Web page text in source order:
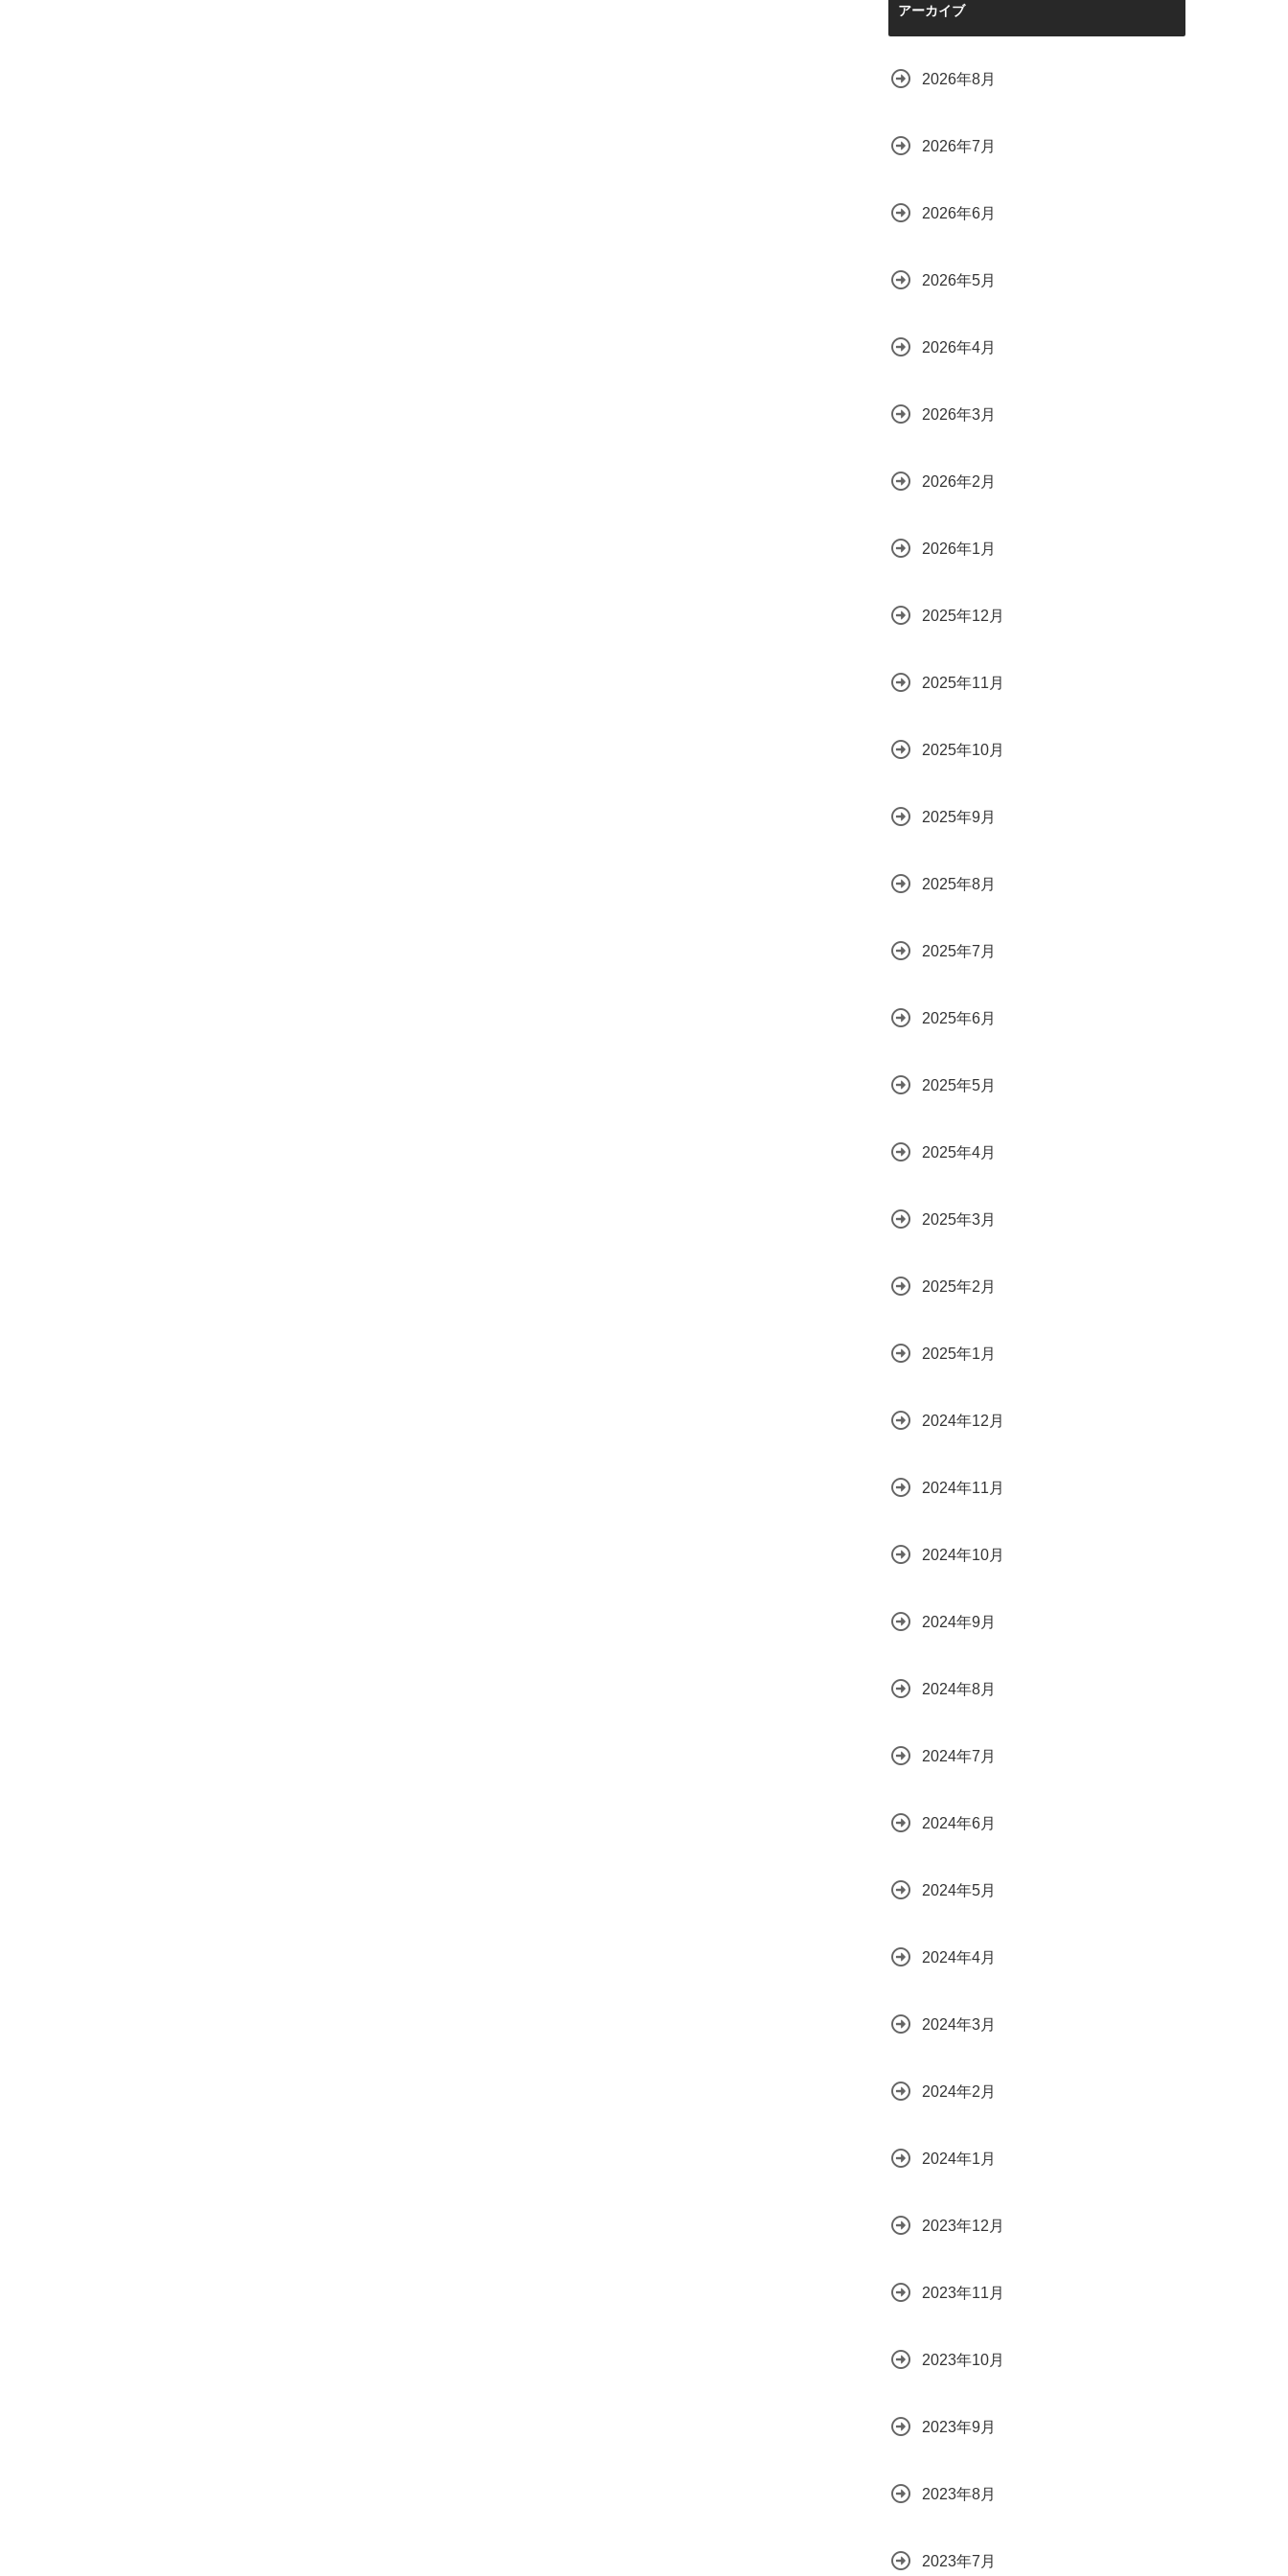
アーカイブ
2026年8月
2026年7月
2026年6月
2026年5月
2026年4月
2026年3月
2026年2月
2026年1月
2025年12月
2025年11月
2025年10月
2025年9月
2025年8月
2025年7月
2025年6月
2025年5月
2025年4月
2025年3月
2025年2月
2025年1月
2024年12月
2024年11月
2024年10月
2024年9月
2024年8月
2024年7月
2024年6月
2024年5月
2024年4月
2024年3月
2024年2月
2024年1月
2023年12月
2023年11月
2023年10月
2023年9月
2023年8月
2023年7月